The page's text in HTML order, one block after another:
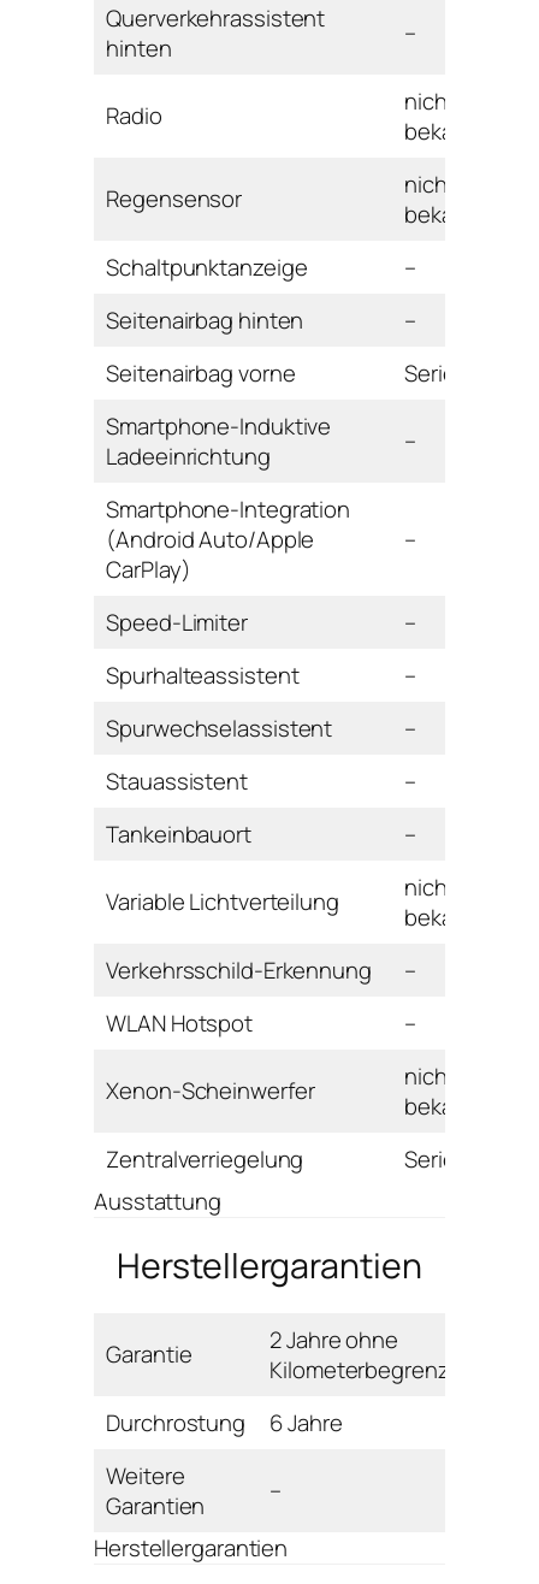
Querverkehrassistent
hinten
–
Radio
nicht
bekannt
Regensensor
nicht
bekannt
Schaltpunktanzeige
–
Seitenairbag hinten
–
Seitenairbag vorne
Serie
Smartphone-Induktive
Ladeeinrichtung
–
Smartphone-Integration
(Android Auto/Apple
CarPlay)
–
Speed-Limiter
–
Spurhalteassistent
–
Spurwechselassistent
–
Stauassistent
–
Tankeinbauort
–
Variable Lichtverteilung
nicht
bekannt
Verkehrsschild-Erkennung
–
WLAN Hotspot
–
Xenon-Scheinwerfer
nicht
bekannt
Zentralverriegelung
Serie
Ausstattung
Herstellergarantien
Garantie
2 Jahre ohne
Kilometerbegrenzung
Durchrostung
6 Jahre
Weitere
Garantien
–
Herstellergarantien